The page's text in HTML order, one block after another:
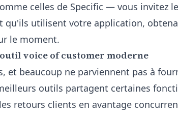
celles de Specific — vous invitez
qu'ils utilisent votre application,
le moment.
voice of customer moderne
et beaucoup ne parviennent pas à
outils partagent certaines
retours clients en avantage